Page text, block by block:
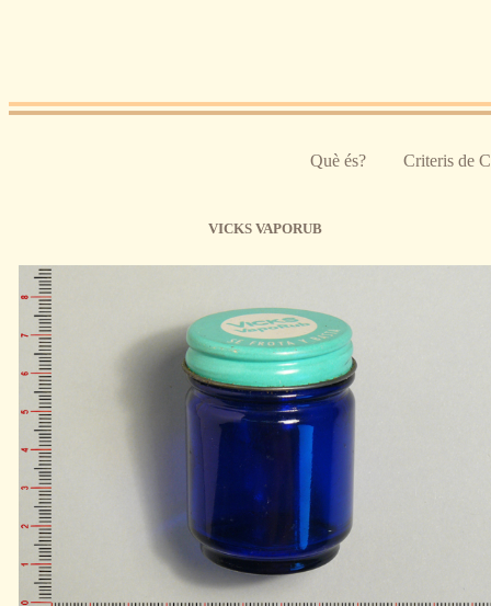
Què és? Criteris de
VICKS VAPORUB